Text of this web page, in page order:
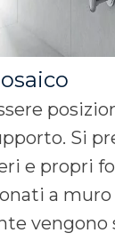
Si
e propri
a
vengono